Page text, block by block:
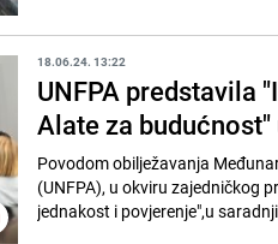
18.06.24. 13:22
UNFPA predstavila
Alate za budućnost"
Povodom obilježavanja
(UNFPA), u okviru zajedničkog
jednakost i povjerenje",u